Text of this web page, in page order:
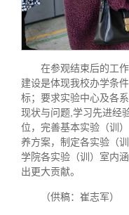
在参观结束后的工
建设是体现我校办学条
标；要求实验中心及各
现状与问题,学习先进经
位，完善基本实验（训
养方案，制定各实验（
学院各实验（训）室内
出更大贡献。
（供稿：崔志军）